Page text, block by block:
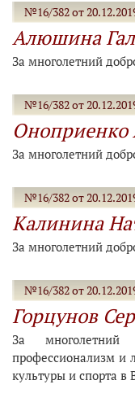
№16/382 от
Алюшина
За многолетний
№16/382 от
Оноприенко
За многолетний
№16/382 от
Калинина
За многолетний
№16/382 от
Горцунов
За многолетний
профессионализм и
культуры и спорта в